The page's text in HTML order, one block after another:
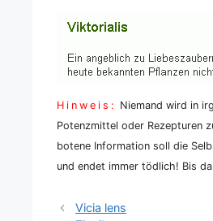
Hin­weis: Nie­mand wird in
Potenz­mit­tel oder Rezep­tu­ren
bo­te­ne Infor­ma­ti­on soll die
und endet immer töd­lich! Bis
Vicia lens